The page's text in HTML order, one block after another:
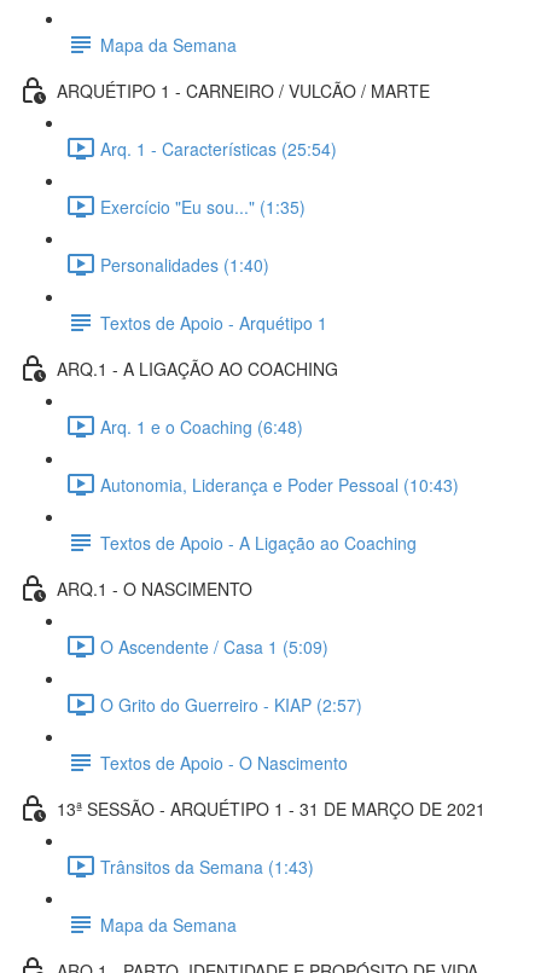
Mapa da Semana
ARQUÉTIPO 1 - CARNEIRO / VULCÃO / MARTE
Arq. 1 - Características (25:54)
Exercício "Eu sou..." (1:35)
Personalidades (1:40)
Textos de Apoio - Arquétipo 1
ARQ.1 - A LIGAÇÃO AO COACHING
Arq. 1 e o Coaching (6:48)
Autonomia, Liderança e Poder Pessoal (10:43)
Textos de Apoio - A Ligação ao Coaching
ARQ.1 - O NASCIMENTO
O Ascendente / Casa 1 (5:09)
O Grito do Guerreiro - KIAP (2:57)
Textos de Apoio - O Nascimento
13ª SESSÃO - ARQUÉTIPO 1 - 31 DE MARÇO DE 2021
Trânsitos da Semana (1:43)
Mapa da Semana